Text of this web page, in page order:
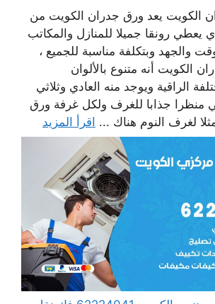
الكويت يعد ورق جدران الكويت من
يعطي رونقا جميلا للمنازل والمكاتب
والجهد وبتكلفة مناسبة للجميع ،
الكويت أنه متنوع بالألوان
الراقية ويوجد منه العادي وثلاثي
منظرا جذابا للغرف ولكل غرفة ورق
لغرف النوم هناك ... اقرأ المزيد